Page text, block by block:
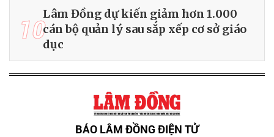
10Lâm Đồng dự kiến giảm hơn 1.000
cán bộ quản lý sau sắp xếp cơ sở giáo
dục
BÁO LÂM ĐỒNG ĐIỆN TỬ